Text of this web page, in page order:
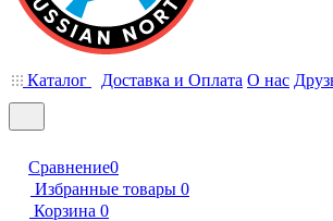
Каталог Доставка и Оплата О нас
Сравнение0
Избранные товары 0
Корзина 0